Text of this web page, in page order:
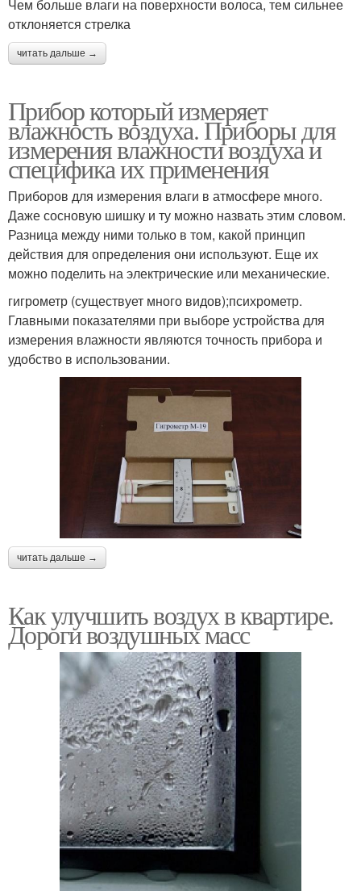
Чем больше влаги на поверхности волоса, тем сильнее
отклоняется стрелка
читать дальше →
Прибор который измеряет
влажность воздуха. Приборы для
измерения влажности воздуха и
специфика их применения
Приборов для измерения влаги в атмосфере много.
Даже сосновую шишку и ту можно назвать этим словом.
Разница между ними только в том, какой принцип
действия для определения они используют. Еще их
можно поделить на электрические или механические.
гигрометр (существует много видов);психрометр.
Главными показателями при выборе устройства для
измерения влажности являются точность прибора и
удобство в использовании.
читать дальше →
Как улучшить воздух в квартире.
Дороги воздушных масс